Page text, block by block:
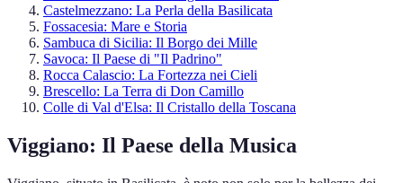
Castelmezzano: La Perla della Basilicata
Fossacesia: Mare e Storia
Sambuca di Sicilia: Il Borgo dei Mille
Savoca: Il Paese di "Il Padrino"
Rocca Calascio: La Fortezza nei Cieli
Brescello: La Terra di Don Camillo
Colle di Val d'Elsa: Il Cristallo della Toscana
Viggiano: Il Paese della Musica